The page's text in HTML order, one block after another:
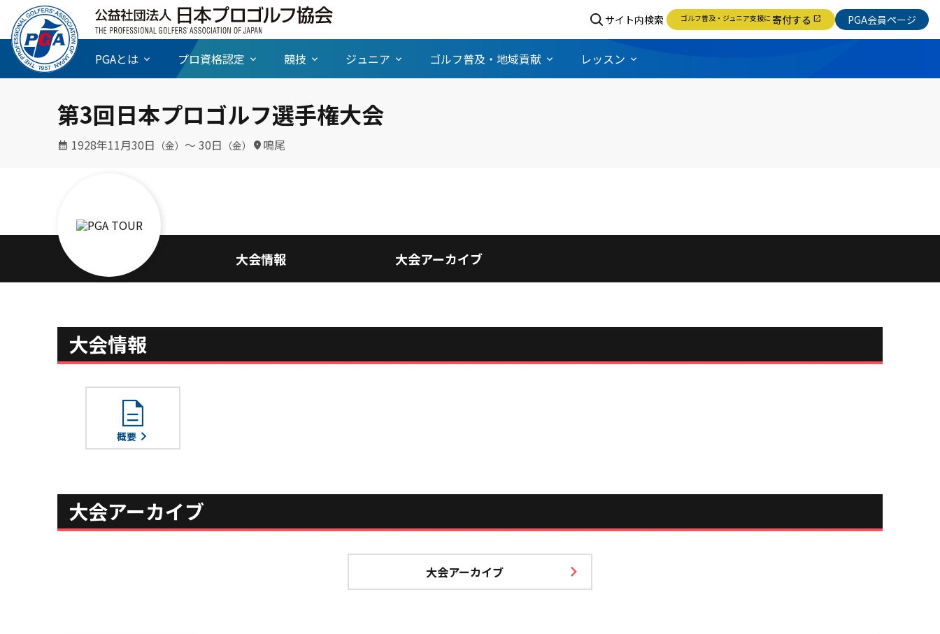
サイト内検索 ゴルフ普及・ジュニア支援に 寄付する open_in_new PGA会員ページ
PGAとは プロ資格認定 競技 ジュニア ゴルフ普及・地域貢献 レッスン
第3回日本プロゴルフ選手権大会
1928年11月30日 （金） 〜 30日 （金） 鳴尾
大会情報 大会アーカイブ
大会情報
description
概要
大会アーカイブ
大会アーカイブ